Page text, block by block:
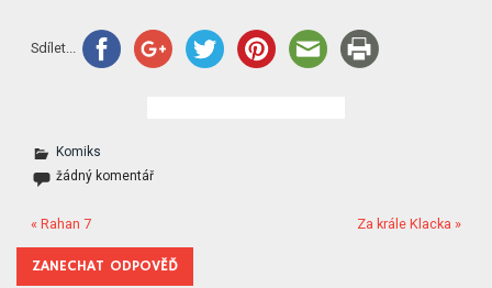
Sdílet...
Komiks
žádný komentář
« Rahan 7 Za krále Klacka »
ZANECHAT ODPOVĚĎ